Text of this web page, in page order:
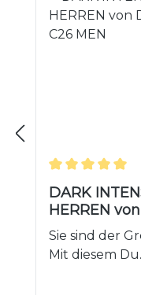
DARK
HERREN
Nobren C26
Sie sind der
Mit diesem